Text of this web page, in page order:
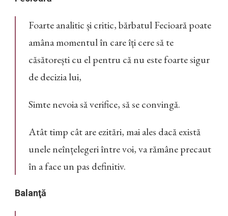
Foarte analitic și critic, bărbatul Fecioară poate
amâna momentul în care îți cere să te
căsătorești cu el pentru că nu este foarte sigur
de decizia lui,
Simte nevoia să verifice, să se convingă.
Atât timp cât are ezitări, mai ales dacă există
unele neînțelegeri între voi, va rămâne precaut
în a face un pas definitiv.
Balanţă